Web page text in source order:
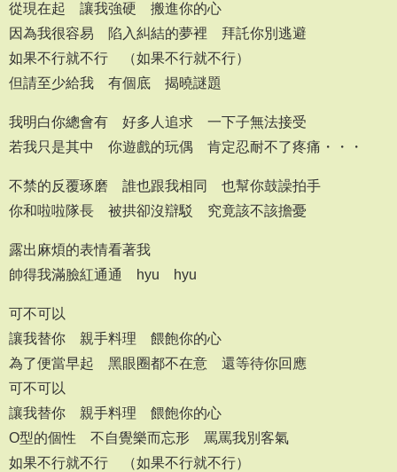
從現在起 讓我強硬 搬進你的心
因為我很容易 陷入糾結的夢裡 拜託你別逃避
如果不行就不行 （如果不行就不行）
但請至少給我 有個底 揭曉謎題
我明白你總會有 好多人追求 一下子無法接受
若我只是其中 你遊戲的玩偶 肯定忍耐不了疼痛・・・
不禁的反覆琢磨 誰也跟我相同 也幫你鼓譟拍手
你和啦啦隊長 被拱卻沒辯駁 究竟該不該擔憂
露出麻煩的表情看著我
帥得我滿臉紅通通 hyu hyu
可不可以
讓我替你 親手料理 餵飽你的心
為了便當早起 黑眼圈都不在意 還等待你回應
可不可以
讓我替你 親手料理 餵飽你的心
O型的個性 不自覺樂而忘形 罵罵我別客氣
如果不行就不行 （如果不行就不行）